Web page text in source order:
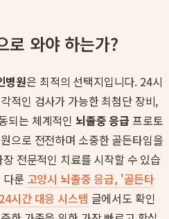
로 와야 하는가?
병원은 최적의 선택지입니다. 24시
적인 검사가 가능한 최첨단 장비,
되는 체계적인 뇌졸중 응급 프로토
으로 전전하며 소중한 골든타임을
전문적인 치료를 시작할 수 있습
다룬 고양시 뇌졸중 응급, '골든타
시간 대응 시스템 글에서도 확인